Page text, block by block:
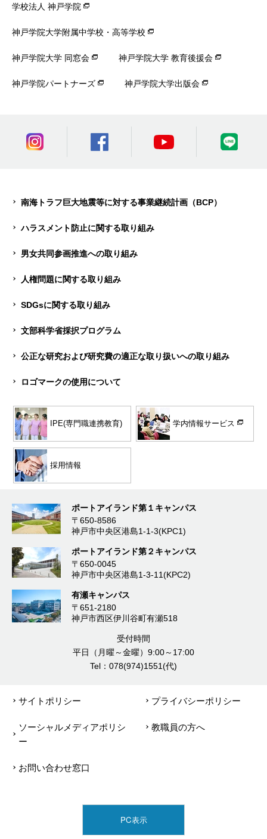
学校法人 神戸学院
神戸学院大学附属中学校・高等学校
神戸学院大学 同窓会 神戸学院大学 教育後援会
神戸学院パートナーズ 神戸学院大学出版会
南海トラフ巨大地震等に対する事業継続計画（BCP）
ハラスメント防止に関する取り組み
男女共同参画推進への取り組み
人権問題に関する取り組み
SDGsに関する取り組み
文部科学省採択プログラム
公正な研究および研究費の適正な取り扱いへの取り組み
ロゴマークの使用について
IPE(専門職連携教育) 学内情報サービス
採用情報
ポートアイランド第１キャンパス
〒650-8586
神戸市中央区港島1-1-3(KPC1)
ポートアイランド第２キャンパス
〒650-0045
神戸市中央区港島1-3-11(KPC2)
有瀬キャンパス
〒651-2180
神戸市西区伊川谷町有瀬518
受付時間
平日（月曜～金曜）9:00～17:00
Tel：078(974)1551(代)
サイトポリシー プライバシーポリシー
ソーシャルメディアポリシ
ー
教職員の方へ
お問い合わせ窓口
PC表示